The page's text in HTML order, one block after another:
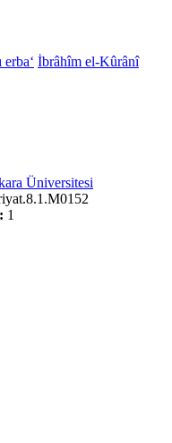
İbrâhîm el-Kûrânî
Üniversitesi
1